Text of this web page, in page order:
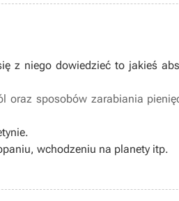
z niego dowiedzieć to jakieś
oraz sposobów zarabiania
wchodzeniu na planety itp.